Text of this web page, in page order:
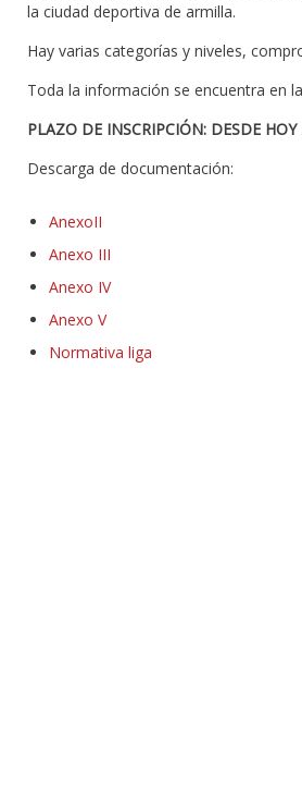
la ciudad deportiva de armilla.
Hay varias categorías y niveles,
Toda la información se encuentra en
PLAZO DE INSCRIPCIÓN: DESDE
Descarga de documentación:
AnexoII
Anexo III
Anexo IV
Anexo V
Normativa liga